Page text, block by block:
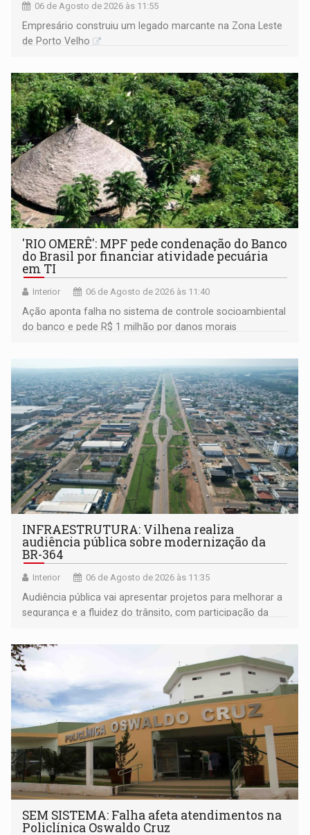
06 de Agosto de 2026 às 11:55
Empresário construiu um legado marcante na Zona Leste
de Porto Velho
'RIO OMERÊ': MPF pede condenação do Banco
do Brasil por financiar atividade pecuária
em TI
Interior 06 de Agosto de 2026 às 11:40
Ação aponta falha no sistema de controle socioambiental
do banco e pede R$ 1 milhão por danos morais
INFRAESTRUTURA: Vilhena realiza
audiência pública sobre modernização da
BR-364
Interior 06 de Agosto de 2026 às 11:35
Audiência pública vai apresentar projetos para melhorar a
segurança e a fluidez do trânsito, com participação da
SEM SISTEMA: Falha afeta atendimentos na
Policlínica Oswaldo Cruz